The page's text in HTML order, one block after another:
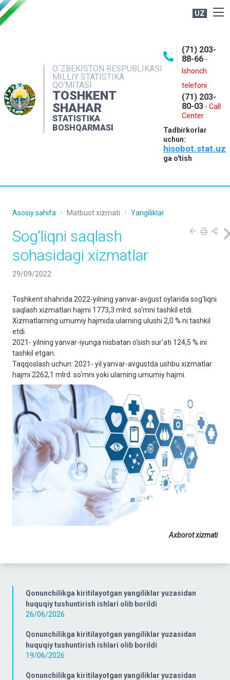
UZ
O`ZBEKISTON RESPUBLIKASI
MILLIY STATISTIKA
QO‘MITASI
TOSHKENT
SHAHAR
STATISTIKA
BOSHQARMASI
(71) 203-
88-66 -
Ishonch
telefoni
(71) 203-
80-03 - Call
Center
Tadbirkorlar
uchun:
hisobot.stat.uz
ga o'tish
NASHRLAR
INTERAKTIV XIZMATLAR
MATBUOT XIZMATI
MUROJAATLAR
Qonunchilikga kiritilayotgan yangiliklar yuzasidan
huquqiy tushuntirish ishlari olib borildi
26/06/2026
Qonunchilikga kiritilayotgan yangiliklar yuzasidan
huquqiy tushuntirish ishlari olib borildi
19/06/2026
Qonunchilikga kiritilayotgan yangiliklar yuzasidan
Asosiy sahifa Matbuot xizmati Yangiliklar
Sog‘liqni saqlash
sohasidagi xizmatlar
29/09/2022
Toshkent shahrida 2022-yilning yanvar-avgust oylarida sog‘liqni
saqlash xizmatlari hajmi 1773,3 mlrd. so‘mni tashkil etdi.
Xizmatlarning umumiy hajmida ularning ulushi 2,0 % ni tashkil
etdi.
2021- yilning yanvar-iyunga nisbatan o‘sish sur’ati 124,5 % ini
tashkil etgan.
Taqqoslash uchun: 2021- yil yanvar-avgustda ushbu xizmatlar
hajmi 2262,1 mlrd. so‘mni yoki ularning umumiy hajmi.
Axborot xizmati